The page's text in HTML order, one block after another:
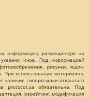
информацию, размещенную на
иное. Под информацией
рисунки, ящик-
При использовании материалов,
гиперссылки открытого
protocol.ua обязательна. Под
рерайтинг, модификация